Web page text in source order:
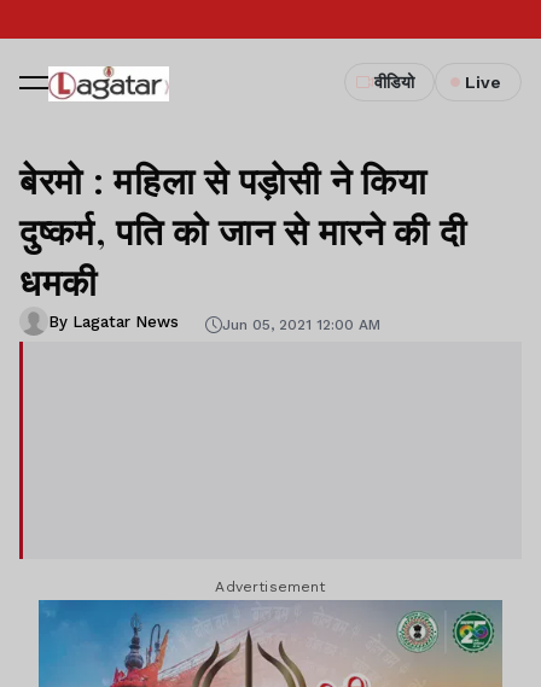
वीडियो Live
बेरमो : महिला से पड़ोसी ने किया
दुष्कर्म, पति को जान से मारने की दी
धमकी
By Lagatar News Jun 05, 2021 12:00 AM
Advertisement